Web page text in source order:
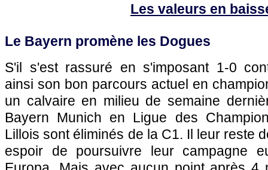
Les valeurs en
Le Bayern promène les Dogues
S'il s'est rassuré en s'imposant 1-0
ainsi son bon parcours actuel en
un calvaire en milieu de semaine
Bayern Munich en Ligue des
Lillois sont éliminés de la C1. Il leur reste
espoir de poursuivre leur campagne